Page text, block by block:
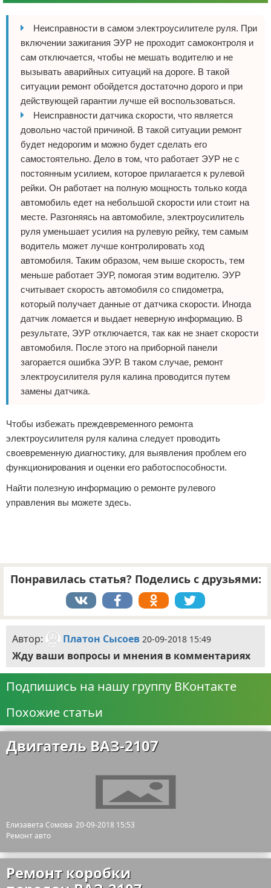
Неисправности в самом электроусилителе руля. При
включении зажигания ЭУР не проходит самоконтроля и
сам отключается, чтобы не мешать водителю и не
вызывать аварийных ситуаций на дороге. В такой
ситуации ремонт обойдется достаточно дорого и при
действующей гарантии лучше ей воспользоваться.
Неисправности датчика скорости, что является
довольно частой причиной. В такой ситуации ремонт
будет недорогим и можно будет сделать его
самостоятельно. Дело в том, что работает ЭУР не с
постоянным усилием, которое прилагается к рулевой
рейки. Он работает на полную мощность только когда
автомобиль едет на небольшой скорости или стоит на
месте. Разгоняясь на автомобиле, электроусилитель
руля уменьшает усилия на рулевую рейку, тем самым
водитель может лучше контролировать ход
автомобиля. Таким образом, чем выше скорость, тем
меньше работает ЭУР, помогая этим водителю. ЭУР
считывает скорость автомобиля со спидометра,
который получает данные от датчика скорости. Иногда
датчик ломается и выдает неверную информацию. В
результате, ЭУР отключается, так как не знает скорости
автомобиля. После этого на приборной панели
загорается ошибка ЭУР. В таком случае, ремонт
электроусилителя руля калина проводится путем
замены датчика.
Чтобы избежать преждевременного ремонта
электроусилителя руля калина следует проводить
своевременную диагностику, для выявления проблем его
функционирования и оценки его работоспособности.
Найти полезную информацию о ремонте рулевого
управления вы можете здесь.
Понравилась статья? Поделись с друзьями:
Автор: Платон Сысоев 20-09-2018 15:49
Жду ваши вопросы и мнения в комментариях
Подпишись на нашу группу ВКонтакте
Похожие статьи
Двигатель ВАЗ-2107
Елизавета Сомова 20-09-2018 15:53
Ремонт авто
Ремонт коробки